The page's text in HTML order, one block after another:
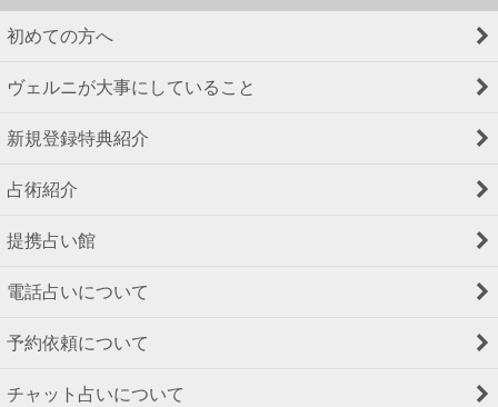
初めての方へ
ヴェルニが大事にしていること
新規登録特典紹介
占術紹介
提携占い館
電話占いについて
予約依頼について
チャット占いについて